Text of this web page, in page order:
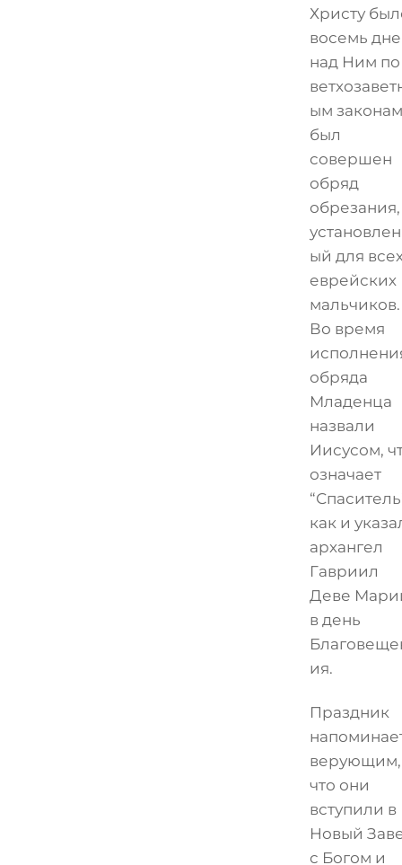
Христу
восемь
над Ним по
ым законам
был
совершен
обряд
обрезания,
ый для
еврейских
мальчиков.
Во время
обряда
Младенца
назвали
Иисусом,
означает
как и
архангел
Гавриил
Деве
в день
ия.
Праздник
верующим,
что они
вступили в
Новый
с Богом и